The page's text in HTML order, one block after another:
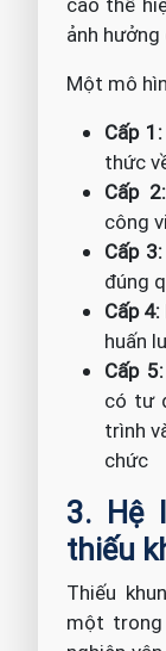
cao thể
ảnh
Một mô
Cấp 1:
thức
Cấp 2:
công
Cấp 3:
đúng
Cấp 4:
huấn
Cấp 5:
có tư
trình
chức
3. Hệ
thiếu
Thiếu
một trong